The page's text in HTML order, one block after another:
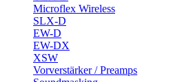
Microflex Wireless
SLX-D
EW-D
EW-DX
XSW
Vorverstärker / Preamps